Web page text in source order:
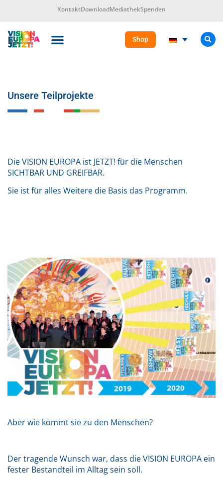
KontaktDownloadMediathekSpenden
Shop
Unsere Teilprojekte
Die VISION EUROPA ist JETZT! für die Menschen
SICHTBAR UND GREIFBAR.
Sie ist für alles Weitere die Basis das Programm.
Aber wie kommt sie zu den Menschen?
Der tragende Wunsch war, dass die VISION EUROPA ein
fester Bestandteil im Alltag sein soll.